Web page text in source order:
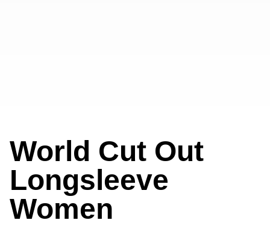
World Cut Out
Longsleeve
Women